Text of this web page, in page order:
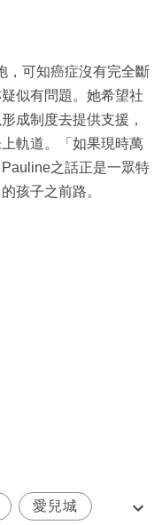
，可知癌症沒有完全斷
似有問題。她希望社
成制度去提供支援，
軌道。「如果現時萬
之話正是一眾特
孩子之前路。
愛兒城